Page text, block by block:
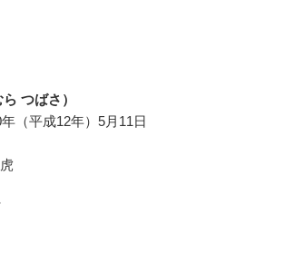
つばさ）
（平成12年）5月11日